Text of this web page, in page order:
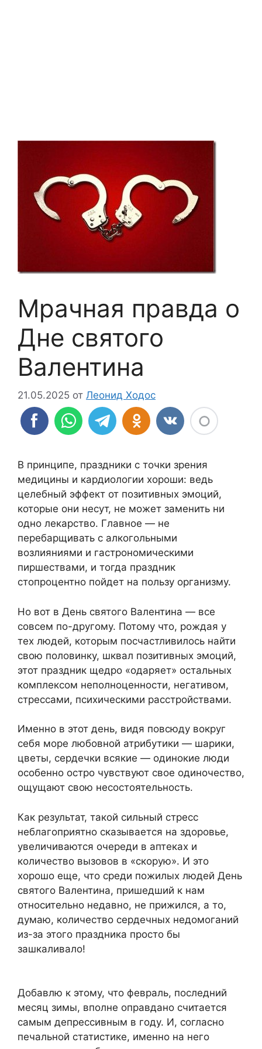
Мрачная правда о
Дне святого
Валентина
21.05.2025 от Леонид Ходос
В принципе, праздники с точки зрения
медицины и кардиологии хороши: ведь
целебный эффект от позитивных эмоций,
которые они несут, не может заменить ни
одно лекарство. Главное — не
перебарщивать с алкогольными
возлияниями и гастрономическими
пиршествами, и тогда праздник
стопроцентно пойдет на пользу организму.
Но вот в День святого Валентина — все
совсем по-другому. Потому что, рождая у
тех людей, которым посчастливилось найти
свою половинку, шквал позитивных эмоций,
этот праздник щедро «одаряет» остальных
комплексом неполноценности, негативом,
стрессами, психическими расстройствами.
Именно в этот день, видя повсюду вокруг
себя море любовной атрибутики — шарики,
цветы, сердечки всякие — одинокие люди
особенно остро чувствуют свое одиночество,
ощущают свою несостоятельность.
Как результат, такой сильный стресс
неблагоприятно сказывается на здоровье,
увеличиваются очереди в аптеках и
количество вызовов в «скорую». И это
хорошо еще, что среди пожилых людей День
святого Валентина, пришедший к нам
относительно недавно, не прижился, а то,
думаю, количество сердечных недомоганий
из-за этого праздника просто бы
зашкаливало!
Добавлю к этому, что февраль, последний
месяц зимы, вполне оправдано считается
самым депрессивным в году. И, согласно
печальной статистике, именно на него